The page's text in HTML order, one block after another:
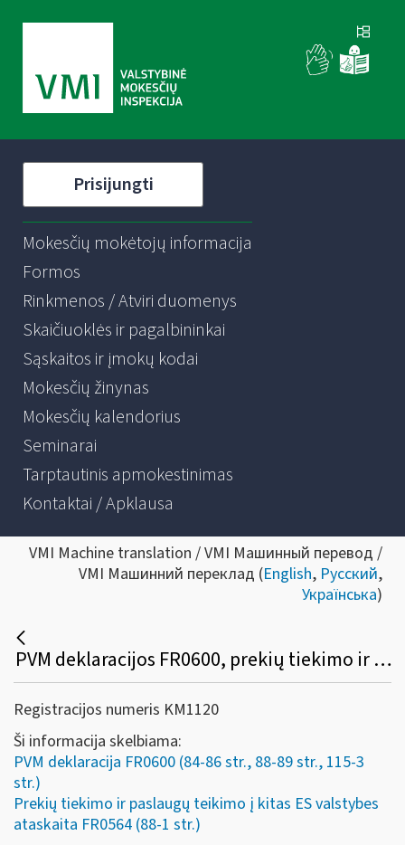
Prisijungti
Mokesčių mokėtojų informacija
Formos
Rinkmenos / Atviri duomenys
Skaičiuoklės ir pagalbininkai
Sąskaitos ir įmokų kodai
Mokesčių žinynas
Mokesčių kalendorius
Seminarai
Tarptautinis apmokestinimas
Kontaktai / Apklausa
VMI Machine translation / VMI Машинный перевод /
VMI Машинний переклад (English, Русский,
Українська)
PVM deklaracijos FR0600, prekių tiekimo ir paslaugų teikimo į kitas ES valstybes nares ataskaitos FR0564 pildymo pavyzdžiai
Registracijos numeris KM1120
Ši informacija skelbiama:
PVM deklaracija FR0600 (84-86 str., 88-89 str., 115-3
str.)
Prekių tiekimo ir paslaugų teikimo į kitas ES valstybes
ataskaita FR0564 (88-1 str.)